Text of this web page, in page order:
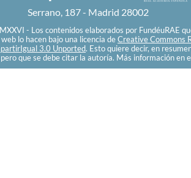
Serrano, 187 - Madrid 28002
- Los contenidos elaborados por FundéuRAE
lo hacen bajo una licencia de Creative Commons
3.0 Unported. Esto quiere decir, en
que se debe citar la autoría. Más información en